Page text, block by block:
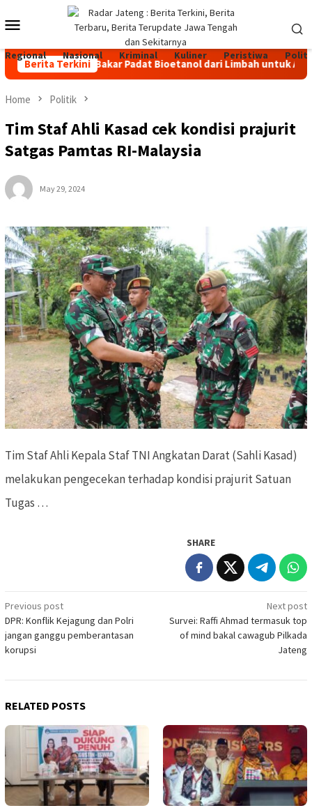
to
Mobile
Menu
Regional Nasional Kriminal Kuliner Peristiwa
Berita Terkini
Bahan Bakar Padat Bioetanol dari Limbah untuk
Home Politik
Tim Staf Ahli Kasad cek kondisi prajurit
Satgas Pamtas RI-Malaysia
May 29, 2024
Tim Staf Ahli Kepala Staf TNI Angkatan Darat (Sahli Kasad)
melakukan pengecekan terhadap kondisi prajurit Satuan
Tugas …
SHARE
Post
navigation
Previous post
DPR: Konflik Kejagung dan Polri
jangan ganggu pemberantasan
korupsi
Next post
Survei: Raffi Ahmad termasuk top
of mind bakal cawagub Pilkada
Jateng
RELATED POSTS